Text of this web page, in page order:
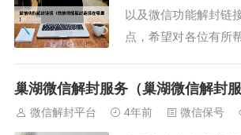
以及微信功能解封链
点，希望对各位有所
被封了 怎么解封？2
巢湖微信解封服务（巢湖微信解封服
微信解封平台 4年前 微信保号